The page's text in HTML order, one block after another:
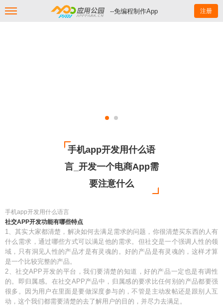
--免编程制作App 注册
手机app开发用什么语
言_开发一个电商App需
要注意什么
手机app开发用什么语言
社交APP开发功能有哪些特点
1、其实大家都清楚，解决如何去满足需求的问题，你很清楚买东西的人有
什么需求，通过哪些方式可以满足他的需求。但社交是一个强调人性的领
域，只有洞见人性的产品才是有灵魂的。好的产品是有灵魂的，这样才算
是一个比较完整的产品。
2、社交APP开发的平台，我们要清楚的知道，好的产品一定也是有调性
的。即归属感。在社交APP产品中，归属感的要求比任何别的产品都要强
很多。因为用户在里面是要做深度参与的，不管是主动发帖还是跟别人互
动，这个我们都需要清楚的去了解用户的目的，并尽力去满足。